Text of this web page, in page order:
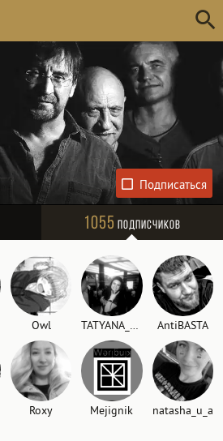
1055 Подписчиков
Owl TATYANA_FIRE AntiBASTA
Roxy Mejignik natasha_u_a